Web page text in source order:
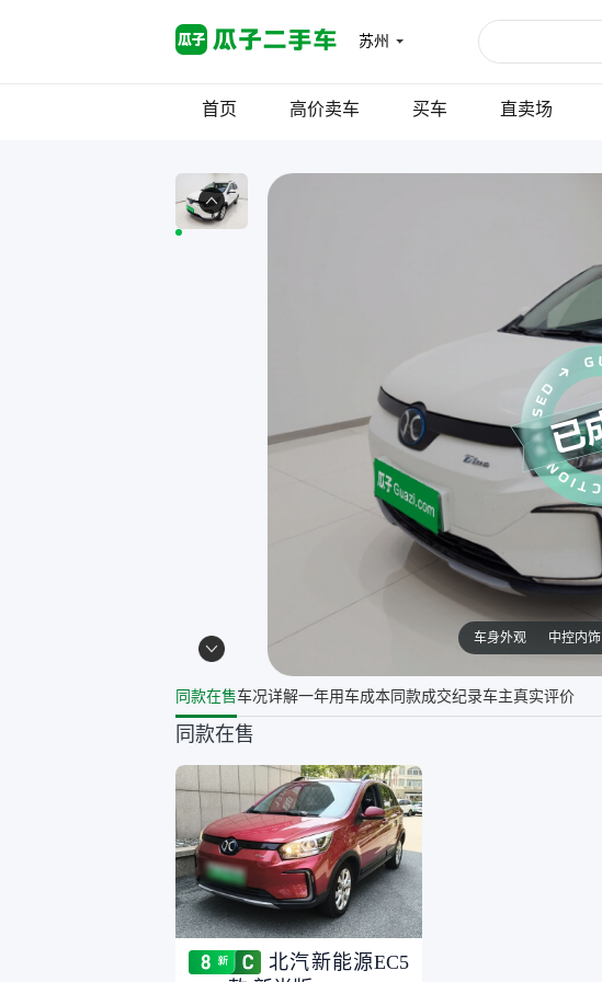
苏州
首页 高价卖车 买车 直卖场
车身外观 中控内饰
同款在售车况详解一年用车成本同款成交纪录车主真实评价
同款在售
北汽新能源EC5